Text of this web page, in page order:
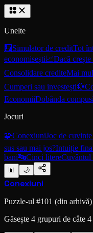
Unelte
🧮Simulator de creditTot
economisești📈Dacă
Consolidare crediteMai
Cumperi sau investești💱
EconomiiDobânda
Jocuri
🧩ConexiuniJoc de cuvinte
sus sau mai jos?Intuiție
bani🔤Cinci litereCuvântul
📊 🌙
Conexiuni
Puzzle-ul #101 (din arhivă)
Găsește 4 grupuri de câte